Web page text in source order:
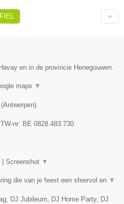
en in de provincie Henegouwen.
maps ▼
(Antwerpen)
nr: BE 0828.483.730
Screenshot ▼
die van je feest een sfeervol en ▼
DJ Jubileum, DJ Home Party, DJ